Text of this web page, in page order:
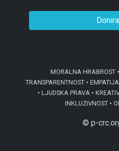
MORALNA HRABROST
TRANSPARENTNOST •
• LJUDSKA PRAVA •
INKLUZIVNOST •
© p-